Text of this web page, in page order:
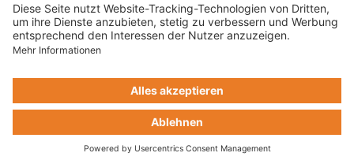
Racing4fun - Alles über
Racing4fun - Alles über
Copyright © Racing4Fun 2024 Impressum
Cookie-Einstellungen